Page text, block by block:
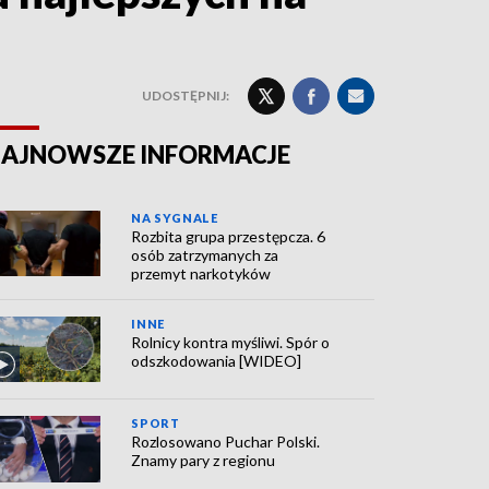
UDOSTĘPNIJ:
INFORMACJE
NA SYGNALE
Rozbita grupa przestępcza. 6
osób zatrzymanych za
przemyt narkotyków
INNE
Rolnicy kontra myśliwi. Spór o
odszkodowania [WIDEO]
SPORT
Rozlosowano Puchar Polski.
Znamy pary z regionu